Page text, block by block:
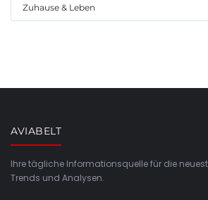
Zuhause & Leben
AVIABELT
Ihre tägliche Informationsquelle für die
Trends und Analysen.